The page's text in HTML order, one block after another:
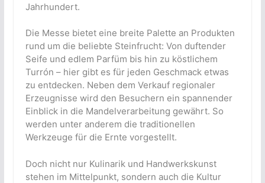
Jahrhundert.
Die Messe bietet eine breite Palette an Produkten
rund um die beliebte Steinfrucht: Von duftender
Seife und edlem Parfüm bis hin zu köstlichem
Turrón – hier gibt es für jeden Geschmack etwas
zu entdecken. Neben dem Verkauf regionaler
Erzeugnisse wird den Besuchern ein spannender
Einblick in die Mandelverarbeitung gewährt. So
werden unter anderem die traditionellen
Werkzeuge für die Ernte vorgestellt.
Doch nicht nur Kulinarik und Handwerkskunst
stehen im Mittelpunkt, sondern auch die Kultur